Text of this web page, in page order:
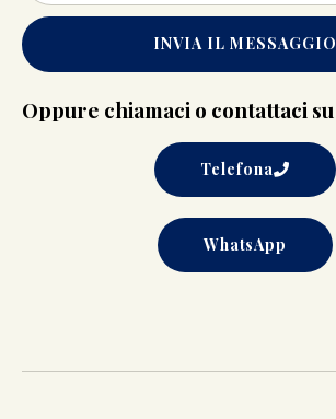
INVIA IL MESSAGGIO
Oppure chiamaci o contattaci
Telefona
WhatsApp